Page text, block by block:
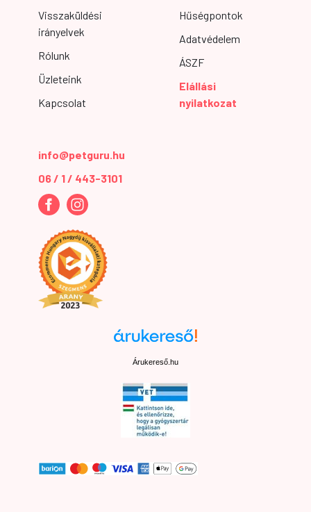
Visszaküldési
irányelvek
Rólunk
Üzleteink
Kapcsolat
Hűségpontok
Adatvédelem
ÁSZF
Elállási
nyilatkozat
info@petguru.hu
06 / 1 / 443-3101
Árukereső.hu